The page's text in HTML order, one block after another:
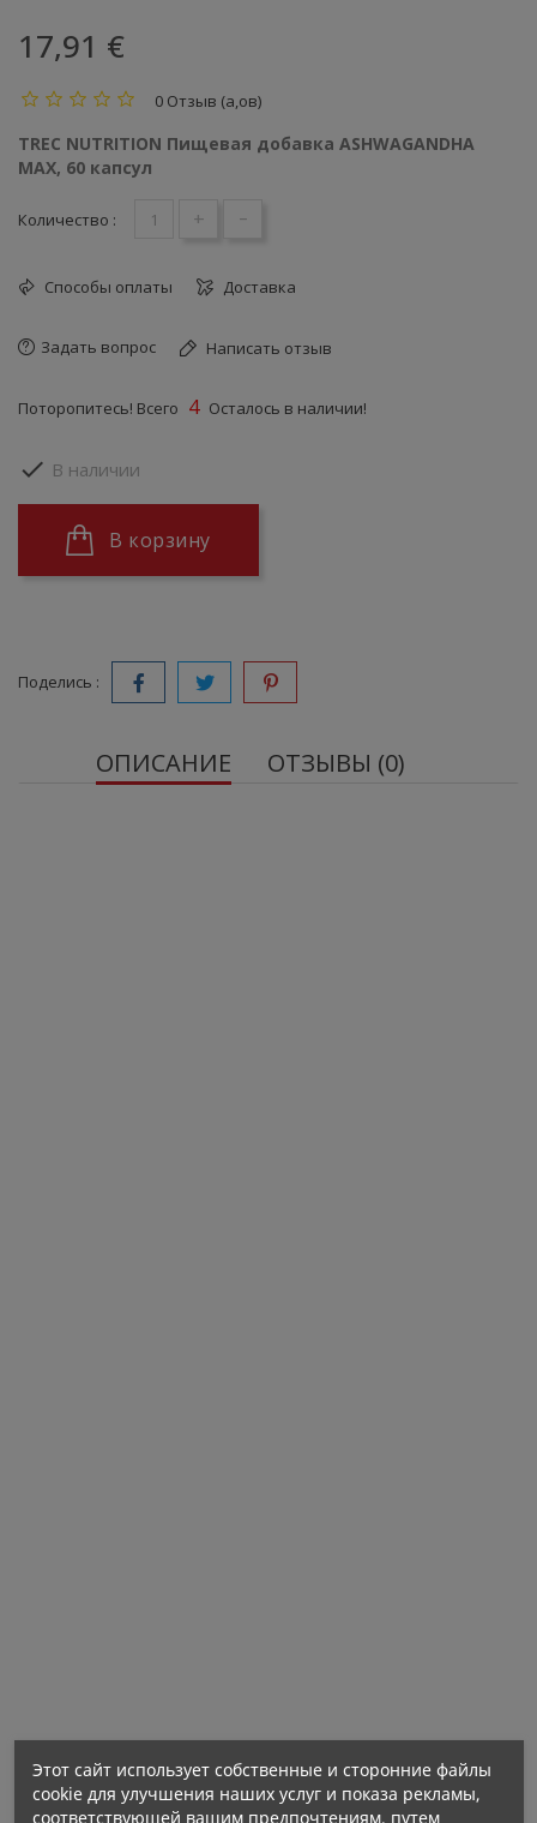
17,91 €
0 Отзыв (а,ов)
TREC NUTRITION Пищевая добавка ASHWAGANDHA
MAX, 60 капсул
Количество : + -
Способы оплаты Доставка
Задать вопрос Написать отзыв
Поторопитесь! Всего 4 Осталось в наличии!
 В наличии
В корзину
Поделись :
ОПИСАНИЕ ОТЗЫВЫ (0)
Этот сайт использует собственные и сторонние файлы
cookie для улучшения наших услуг и показа рекламы,
соответствующей вашим предпочтениям, путем